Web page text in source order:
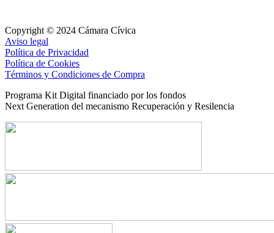
Copyright © 2024 Cámara Cívica
Aviso legal
Política de Privacidad
Política de Cookies
Términos y Condiciones de Compra
Programa Kit Digital financiado por los fondos
Next Generation del mecanismo Recuperación y Resilencia